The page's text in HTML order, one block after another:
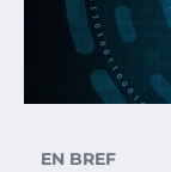
EN BREF